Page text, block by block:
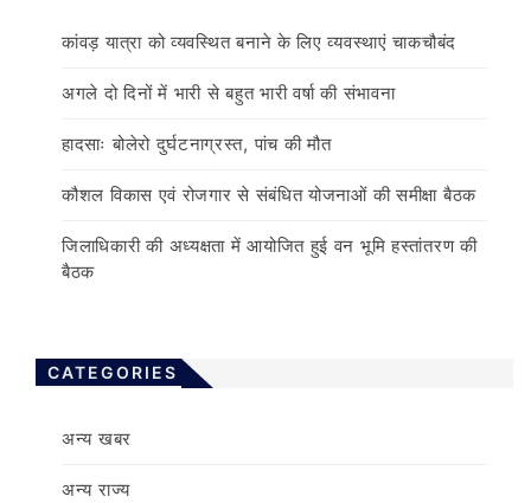
कांवड़ यात्रा को व्यवस्थित बनाने के लिए व्यवस्थाएं चाकचौबंद
अगले दो दिनों में भारी से बहुत भारी वर्षा की संभावना
हादसाः बोलेरो दुर्घटनाग्रस्त, पांच की मौत
कौशल विकास एवं रोजगार से संबंधित योजनाओं की समीक्षा बैठक
जिलाधिकारी की अध्यक्षता में आयोजित हुई वन भूमि हस्तांतरण की
बैठक
CATEGORIES
अन्य खबर
अन्य राज्य